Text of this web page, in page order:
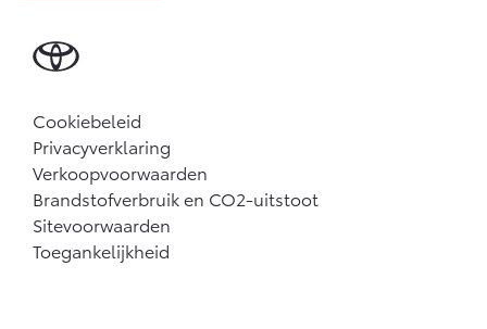
Cookiebeleid
Privacyverklaring
Verkoopvoorwaarden
Brandstofverbruik en CO2-uitstoot
Sitevoorwaarden
Toegankelijkheid